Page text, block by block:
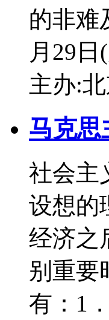
的非难
月29
主办:
马克思
社会主
设想的
经济之
别重要
有：1